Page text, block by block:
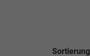
Sortierung